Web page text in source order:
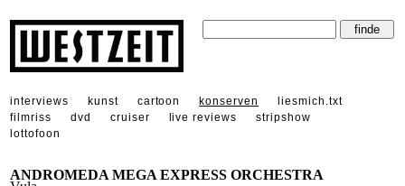
interviews kunst cartoon konserven
liesmich.txt
filmriss
dvd cruiser live reviews
stripshow
lottofoon
ANDROMEDA MEGA EXPRESS ORCHESTRA